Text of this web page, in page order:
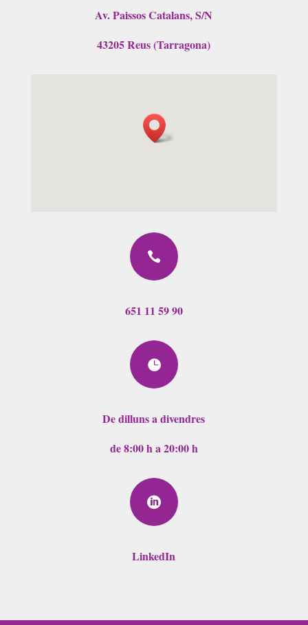
Av. Paissos Catalans, S/N
43205 Reus (Tarragona)

651 11 59 90

De dilluns a divendres
de 8:00 h a 20:00 h

LinkedIn